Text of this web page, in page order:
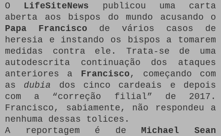
O LifeSiteNews publicou uma carta
aberta aos bispos do mundo acusando o
Papa Francisco de vários casos de
heresia e instando os bispos a tomarem
medidas contra ele. Trata-se de uma
autodescrita continuação dos ataques
anteriores a Francisco , começando com
as dubia dos cinco cardeais e depois
com a “correção filial” de 2017.
Francisco, sabiamente, não respondeu a
nenhuma dessas tolices.
A reportagem é de Michael Sean